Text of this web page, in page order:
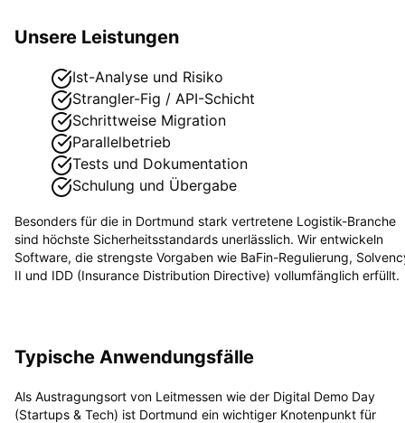
Unsere Leistungen
Ist-Analyse und Risiko
Strangler-Fig / API-Schicht
Schrittweise Migration
Parallelbetrieb
Tests und Dokumentation
Schulung und Übergabe
Besonders für die in Dortmund stark vertretene Logistik-Branche
sind höchste Sicherheitsstandards unerlässlich. Wir entwickeln
Software, die strengste Vorgaben wie BaFin-Regulierung,
II und IDD (Insurance Distribution Directive) vollumfänglich erfüllt.
Typische Anwendungsfälle
Als Austragungsort von Leitmessen wie der Digital Demo Day
(Startups & Tech) ist Dortmund ein wichtiger Knotenpunkt für